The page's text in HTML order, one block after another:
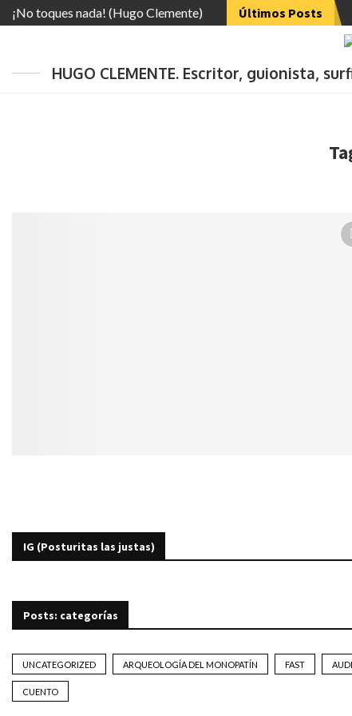
¡No toques nada! (Hugo Clemente) Últimos Posts
HUGO CLEMENTE. Escritor, guionista,
IG (Posturitas las justas)
Posts: categorías
UNCATEGORIZED ARQUEOLOGÍA DEL MONOPATÍN FAST
CUENTO